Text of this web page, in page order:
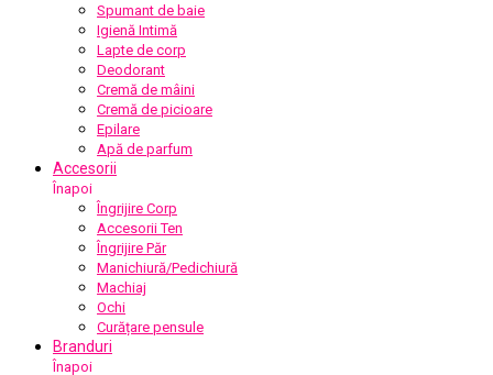
Spumant de baie
Igienă Intimă
Lapte de corp
Deodorant
Cremă de mâini
Cremă de picioare
Epilare
Apă de parfum
Accesorii
Înapoi
Îngrijire Corp
Accesorii Ten
Îngrijire Păr
Manichiură/Pedichiură
Machiaj
Ochi
Curățare pensule
Branduri
Înapoi